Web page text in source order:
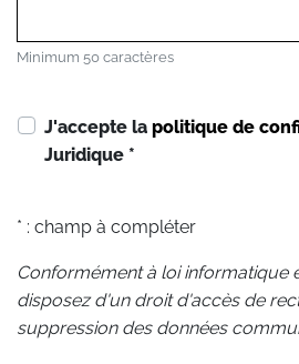
Minimum 50 caractères
J'accepte la politique de
Juridique *
* : champ à compléter
Conformément à loi informatique
disposez d'un droit d'accès de
suppression des données